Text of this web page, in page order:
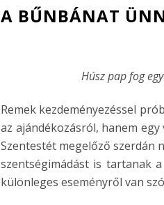
A BŰNBÁNAT
Húsz pap fog
Remek kezdeményezéssel
az ajándékozásról, hanem
Szentestét megelőző szerdán
szentségimádást is tartanak
különleges eseményről van